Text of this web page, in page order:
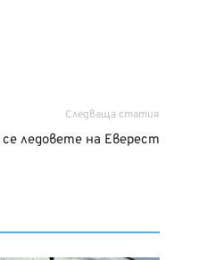
Следваща статия
ледовете на Еверест